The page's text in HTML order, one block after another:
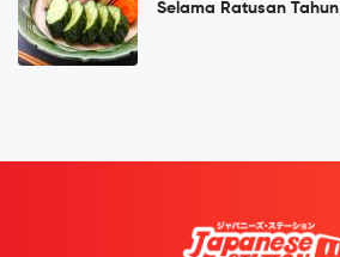
Selama Ratusan Tahun